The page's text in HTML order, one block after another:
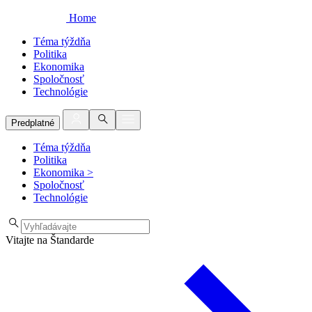
Home
Téma týždňa
Politika
Ekonomika
Spoločnosť
Technológie
Predplatné
Téma týždňa
Politika
Ekonomika >
Spoločnosť
Technológie
Vitajte na Štandarde